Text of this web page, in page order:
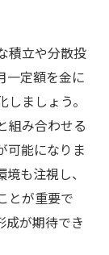
積立や分散投
一定額を金に
ましょう。
組み合わせる
可能になりま
も注視し、
とが重要で
成が期待でき